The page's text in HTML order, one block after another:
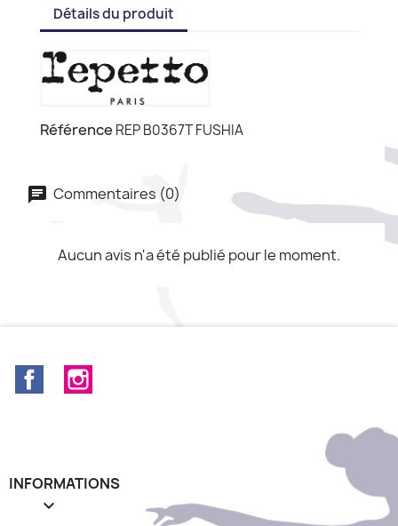
Détails du produit
Référence REP B0367T FUSHIA
Commentaires (0)
Aucun avis n'a été publié pour le moment.
Facebook
INFORMATIONS
